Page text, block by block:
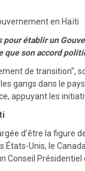
en Haïti
établir un
son accord
de transition”,
gangs dans le
appuyant les
d’être la
Unis, le
Conseil Présidentiel